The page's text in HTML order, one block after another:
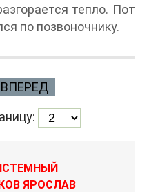
тепло. Пот
по позвоночнику.
ВПЕРЕД
ЯРОСЛАВ